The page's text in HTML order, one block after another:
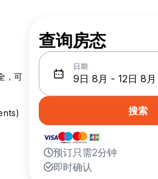
，可
查询房态
日期
搜索
预订只需2分钟
即时确认